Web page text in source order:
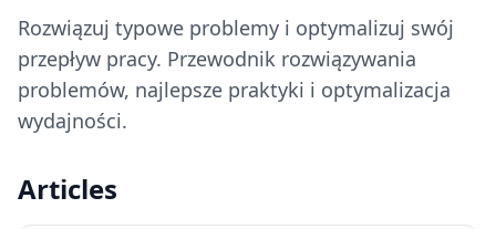
Rozwiązuj typowe problemy i optymalizuj swój
przepływ pracy. Przewodnik rozwiązywania
problemów, najlepsze praktyki i optymalizacja
wydajności.
Articles